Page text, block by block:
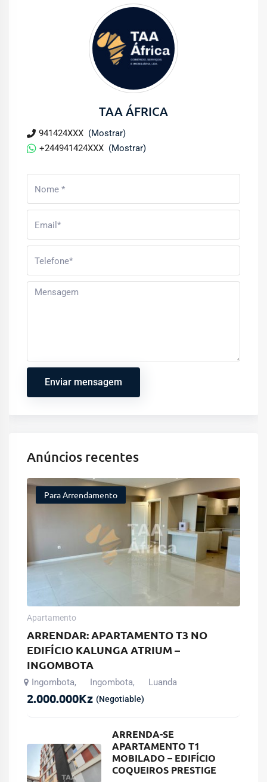
TAA ÁFRICA
941424XXX (Mostrar)
+244941424XXX (Mostrar)
Enviar mensagem
Anúncios recentes
Para Arrendamento
Apartamento
ARRENDAR: APARTAMENTO T3 NO
EDIFÍCIO KALUNGA ATRIUM –
INGOMBOTA
Ingombota, Ingombota, Luanda
2.000.000Kz (Negotiable)
ARRENDA-SE
APARTAMENTO T1
MOBILADO – EDIFÍCIO
COQUEIROS PRESTIGE